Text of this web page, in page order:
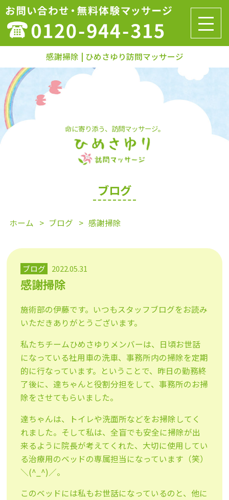
感謝掃除 | ひめさゆり訪問マッサージ
命に寄り添う、訪問マッサージ。
ブログ
ホーム ブログ 感謝掃除
ブログ 2022.05.31
感謝掃除
施術部の伊藤です。いつもスタッフブログをお読み
いただきありがとうございます。
私たちチームひめさゆりメンバーは、日頃お世話
になっている社用車の洗車、事務所内の掃除を定期
的に行なっています。ということで、昨日の勤務終
了後に、達ちゃんと役割分担をして、事務所のお掃
除をさせてもらいました。
達ちゃんは、トイレや洗面所などをお掃除してく
れました。そして私は、全盲でも安全に掃除が出
来るように院長が考えてくれた、大切に使用してい
る治療用のベッドの専属担当になっています（笑）
＼(^_^)／。
このベッドには私もお世話になっているのと、他に